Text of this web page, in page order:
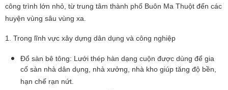
công trình lớn nhỏ, từ trung tâm thành phố Buôn Ma Thuột đến các
huyện vùng sâu vùng xa.
1. Trong lĩnh vực xây dựng dân dụng và công nghiệp
Đổ sàn bê tông: Lưới thép hàn dạng cuộn được dùng để gia
cố sàn nhà dân dụng, nhà xưởng, nhà kho giúp tăng độ bền,
hạn chế rạn nứt.